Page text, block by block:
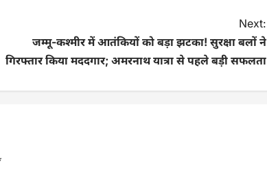
Next:
जम्मू-कश्मीर में आतंकियों को बड़ा झटका! सुरक्षा बलों ने
गिरफ्तार किया मददगार; अमरनाथ यात्रा से पहले बड़ी सफलता